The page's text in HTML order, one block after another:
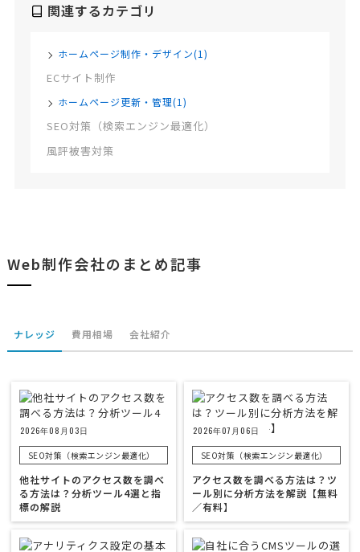
関連するカテゴリ
ホームページ制作・デザイン(1)
ECサイト制作
ホームページ更新・管理(1)
SEO対策（検索エンジン最適化）
風評被害対策
Web制作会社のまとめ記事
ナレッジ 費用相場 会社紹介
2026年08月03日
SEO対策（検索エンジン最適化）
他社サイトのアクセス数を調べ
る方法は？分析ツール4選と指
標の解説
2026年07月06日
SEO対策（検索エンジン最適化）
アクセス数を調べる方法は？ツ
ール別に分析方法を解説【無料
／有料】